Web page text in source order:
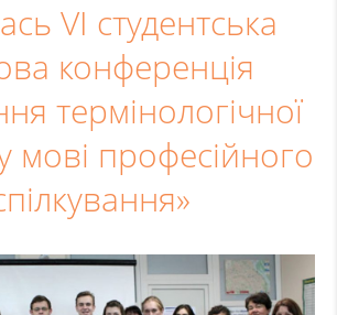
VI студентська
конференція
термінологічної
мові професійного